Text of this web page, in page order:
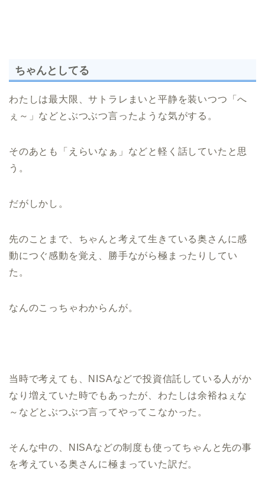
ちゃんとしてる
わたしは最大限、サトラレまいと平静を装いつつ「へ
ぇ～」などとぶつぶつ言ったような気がする。
そのあとも「えらいなぁ」などと軽く話していたと思
う。
だがしかし。
先のことまで、ちゃんと考えて生きている奥さんに感
動につぐ感動を覚え、勝手ながら極まったりしてい
た。
なんのこっちゃわからんが。
当時で考えても、NISAなどで投資信託している人がか
なり増えていた時でもあったが、わたしは余裕ねぇな
～などとぶつぶつ言ってやってこなかった。
そんな中の、NISAなどの制度も使ってちゃんと先の事
を考えている奥さんに極まっていた訳だ。